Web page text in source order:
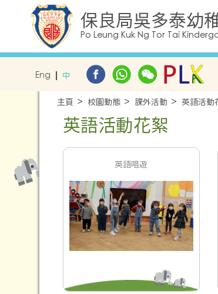
保良局吳多泰幼
Po Leung Kuk Ng Tor Tai
Eng 中
主頁 校園動態 課外活動 英語活動
英語活動花絮
英語唱遊